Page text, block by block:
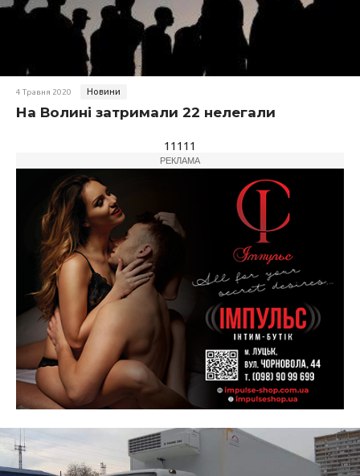
4 Травня 2020 Новини
На Волині затримали 22 нелегали
11111
РЕКЛАМА